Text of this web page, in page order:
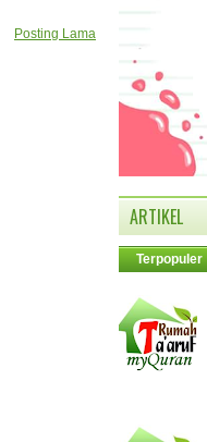
Posting Lama
ARTIKEL
Terpopuler